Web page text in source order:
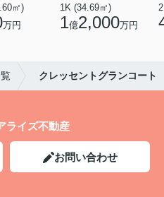
㎡)
万円
1K (34.69㎡)
1億2,000万円
クレッセントグランコート
ライズ不動産
お問い合わせ